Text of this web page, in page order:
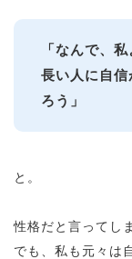
「なんで、
長い人に自
ろう」
と。
性格だと言ってし
でも、私も元々は